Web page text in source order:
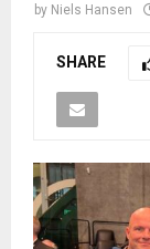
by Niels Hansen
SHARE